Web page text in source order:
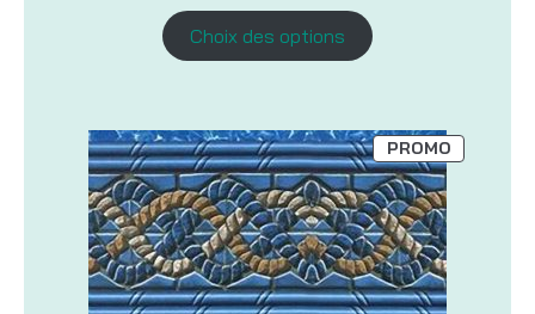
de
prix :
3,87$
à
Choix des options
PROMOPRODUIT
EN